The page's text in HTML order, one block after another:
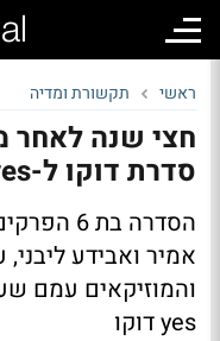
ראשי תקשורת ומדיה
חצי שנה לאחר
סדרת דוקו ל-yes על אריק איינשטיין
הסדרה
אמיר ואבידע
והמוזיקאים עמם
yes דוקו